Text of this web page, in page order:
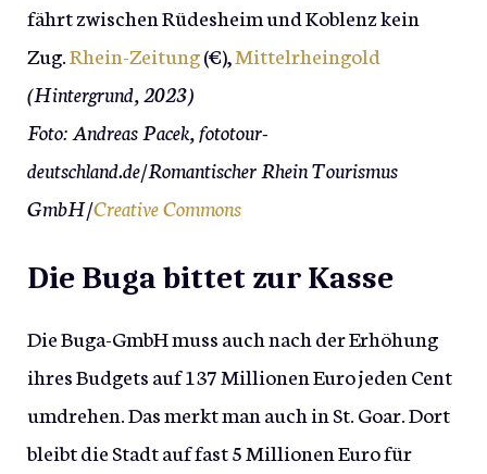
fährt zwischen Rüdesheim und Koblenz kein
Zug.Rhein-Zeitung(€),Mittelrheingold
(Hintergrund, 2023)
Foto: Andreas Pacek, fototour-
deutschland.de/Romantischer Rhein Tourismus
GmbH/Creative Commons
Die Buga bittet zur Kasse
Die Buga-GmbH muss auch nach der Erhöhung
ihres Budgets auf 137 Millionen Euro jeden Cent
umdrehen. Das merkt man auch in St. Goar. Dort
bleibt die Stadt auf fast 5 Millionen Euro für